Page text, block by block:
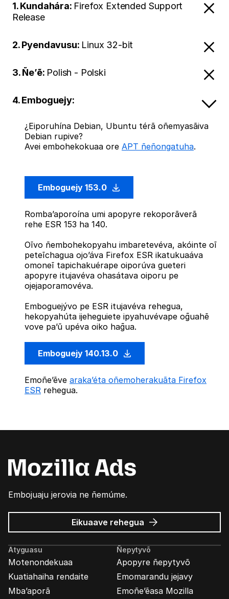
1. Kundahára: Firefox Extended Support
Release
2. Pyendavusu: Linux 32-bit
3. Ñe’ẽ: Polish - Polski
4. Emboguejy:
¿Eiporuhína Debian, Ubuntu térã oñemyasãiva
Debian rupive?
Avei embohekokuaa ore APT ñeñongatuha.
Emboguejy 153.0
Romba’aporoína umi apopyre rekoporãverã
rehe ESR 153 ha 140.
Oĩvo ñembohekopyahu imbaretevéva, akóinte oĩ
peteĩchagua ojo’áva Firefox ESR ikatukuaáva
omoneĩ tapichakuérape oiporúva gueteri
apopyre itujavéva ohasátava oiporu pe
ojejaporamovéva.
Emboguejývo pe ESR itujavéva rehegua,
hekopyahúta ijeheguiete ipyahuvévape og̃uahẽ
vove pa’ũ upéva oiko hag̃ua.
Emboguejy 140.13.0
Emoñe’ẽve araka’éta oñemoherakuãta Firefox
ESR rehegua.
Embojuaju jerovia ne ñemúme.
Eikuaave Mozilla
marandu’i
rehegua
Atyguasu
Motenondekuaa
Kuatiahaiha rendaite
Mba’aporã
Ñepytyvõ
Apopyre ñepytyvõ
Emomarandu jejavy
Emoñe’ẽasa Mozilla